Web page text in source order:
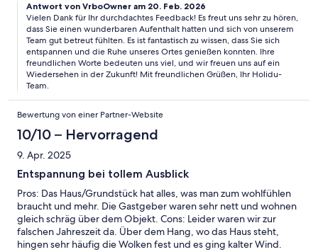
Antwort von VrboOwner am 20. Feb. 2026
Vielen Dank für Ihr durchdachtes Feedback! Es freut uns sehr zu hören,
dass Sie einen wunderbaren Aufenthalt hatten und sich von unserem
Team gut betreut fühlten. Es ist fantastisch zu wissen, dass Sie sich
entspannen und die Ruhe unseres Ortes genießen konnten. Ihre
freundlichen Worte bedeuten uns viel, und wir freuen uns auf ein
Wiedersehen in der Zukunft! Mit freundlichen Grüßen, Ihr Holidu-
Team.
Bewertung von einer Partner-Website
10/10 – Hervorragend
9. Apr. 2025
Entspannung bei tollem Ausblick
Pros: Das Haus/Grundstück hat alles, was man zum wohlfühlen
braucht und mehr. Die Gastgeber waren sehr nett und wohnen
gleich schräg über dem Objekt. Cons: Leider waren wir zur
falschen Jahreszeit da. Über dem Hang, wo das Haus steht,
hingen sehr häufig die Wolken fest und es ging kalter Wind.